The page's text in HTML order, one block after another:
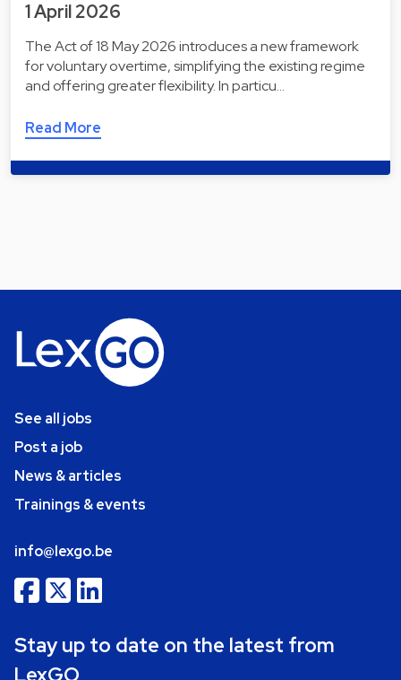
1 April 2026
The Act of 18 May 2026 introduces a new framework
for voluntary overtime, simplifying the existing regime
and offering greater flexibility. In particu…
Read More
See all jobs
Post a job
News & articles
Trainings & events
info@lexgo.be
Stay up to date on the latest from